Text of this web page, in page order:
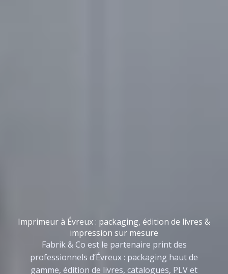
Imprimeur à Évreux : packaging, édition de livres &
impression sur mesure
Fabrik & Co est le partenaire print des
professionnels d’Évreux : packaging haut de
gamme, édition de livres, catalogues, PLV et